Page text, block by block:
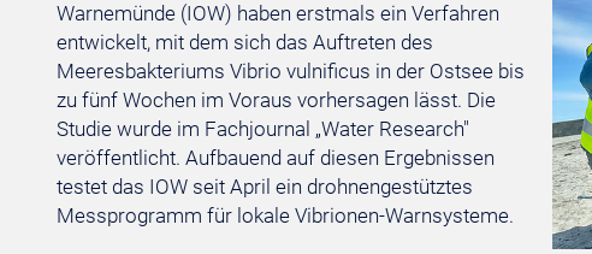
Warnemünde (IOW) haben erstmals ein Verfahren
entwickelt, mit dem sich das Auftreten des
Meeresbakteriums Vibrio vulnificus in der Ostsee bis
zu fünf Wochen im Voraus vorhersagen lässt. Die
Studie wurde im Fachjournal „Water Research"
veröffentlicht. Aufbauend auf diesen Ergebnissen
testet das IOW seit April ein drohnengestütztes
Messprogramm für lokale Vibrionen-Warnsysteme.